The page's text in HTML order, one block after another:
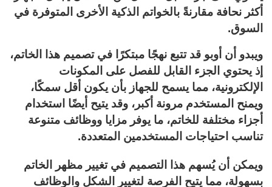
أكثر نحافة مقارنةً بالخواتم الذكية الأخرى المتوفرة في
السوق.
ويبدو أن أوبو قد تتبع نهجًا مبتكرًا في تصميم هذا الخاتم،
إذ يحتوي الجزء القابل للفصل على المكونات
الإلكترونية، مما يسمح للجهاز بأن يكون أقل سمكًا،
ويمنح المستخدم مرونة أكبر، وقد يتيح أيضًا استخدام
أجزاء مختلفة للخاتم، ما يوفر مزايا ووظائف متنوعة
تناسب احتياجات المستخدمين المتعددة.
ويمكن أن يُسهم هذا التصميم في تغيير مظهر الخاتم
بسهولة، مما يتيح الفرصة لتغيير الشكل والوظائف